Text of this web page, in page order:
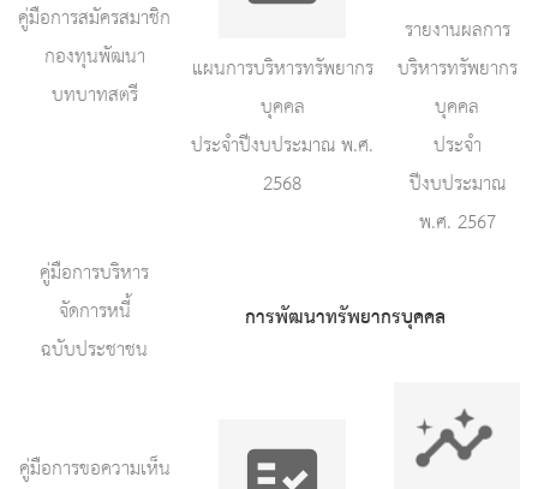
คู่มือการสมัครสมาชิก
กองทุนพัฒนา
บทบาทสตรี
แผนการบริหารทรัพยากร
บุคคล
ประจำปีงบประมาณ พ.ศ.
2568
รายงานผลการ
บริหารทรัพยากร
บุคคล
ประจำ
ปีงบประมาณ
พ.ศ. 2567
คู่มือการบริหาร
จัดการหนี้
ฉบับประชาชน
การพัฒนาทรัพยากรบุคคล
คู่มือการขอความเห็น